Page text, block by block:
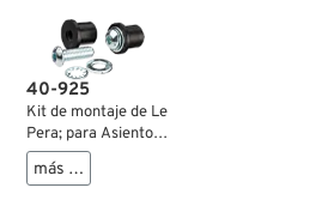
40-925
Kit de montaje de Le
Pera; para Asiento
mono; apropiado
para FL(H) 1965-
más …